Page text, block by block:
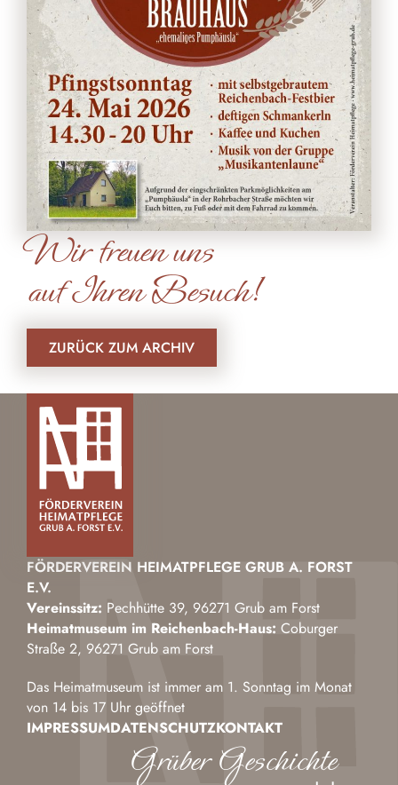
Wir freuen uns
auf Ihren Besuch!
ZURÜCK ZUM ARCHIV
FÖRDERVEREIN HEIMATPFLEGE GRUB A. FORST
E.V.
Vereinssitz: Pechhütte 39, 96271 Grub am Forst
Heimatmuseum im Reichenbach-Haus: Coburger
Straße 2, 96271 Grub am Forst
Das Heimatmuseum ist immer am 1. Sonntag im Monat
von 14 bis 17 Uhr geöffnet
IMPRESSUMDATENSCHUTZKONTAKT
Grüber Geschichte